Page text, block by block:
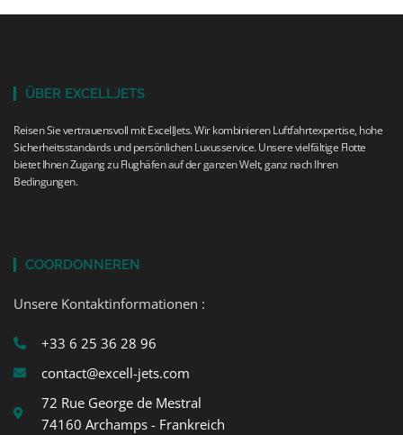
ÜBER EXCELLJETS
Reisen Sie vertrauensvoll mit ExcellJets. Wir kombinieren Luftfahrtexpertise, hohe
Sicherheitsstandards und persönlichen Luxusservice. Unsere vielfältige Flotte
bietet Ihnen Zugang zu Flughäfen auf der ganzen Welt, ganz nach Ihren
Bedingungen.
COORDONNEREN
Unsere Kontaktinformationen :
+33 6 25 36 28 96
contact@excell-jets.com
72 Rue George de Mestral
74160 Archamps - Frankreich